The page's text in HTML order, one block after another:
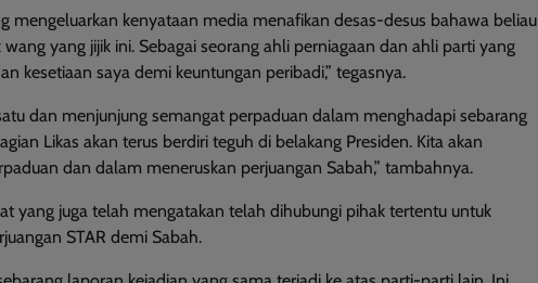
mengeluarkan kenyataan media menafikan desas-desus bahawa beliau
yang jijik ini. Sebagai seorang ahli perniagaan dan ahli parti yang
kesetiaan saya demi keuntungan peribadi,” tegasnya.
dan menjunjung semangat perpaduan dalam menghadapi sebarang
Likas akan terus berdiri teguh di belakang Presiden. Kita akan
dan dalam meneruskan perjuangan Sabah,” tambahnya.
yang juga telah mengatakan telah dihubungi pihak tertentu untuk
STAR demi Sabah.